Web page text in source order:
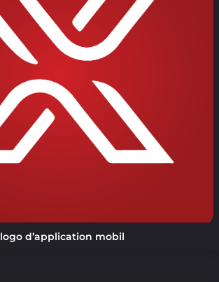
logo d’application mobil